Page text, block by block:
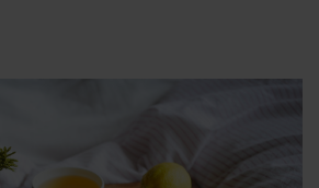
man vorbeugen?